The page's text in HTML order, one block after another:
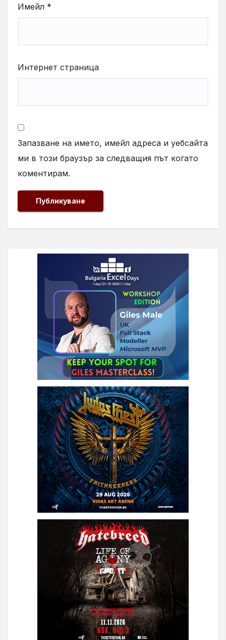
Имейл *
Интернет страница
Запазване на името, имейл адреса и уебсайта
ми в този браузър за следващия път когато
коментирам.